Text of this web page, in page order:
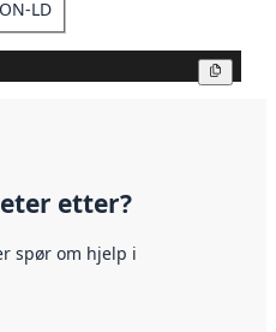
LD
etter?
spør om hjelp i